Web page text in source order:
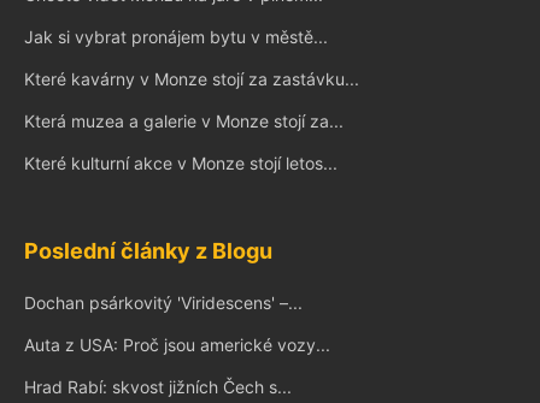
Jak si vybrat pronájem bytu v městě...
Které kavárny v Monze stojí za zastávku...
Která muzea a galerie v Monze stojí za...
Které kulturní akce v Monze stojí letos...
Poslední články z Blogu
Dochan psárkovitý 'Viridescens' –...
Auta z USA: Proč jsou americké vozy...
Hrad Rabí: skvost jižních Čech s...